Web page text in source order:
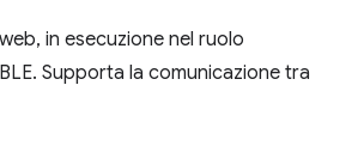
in esecuzione nel ruolo
Supporta la comunicazione tra